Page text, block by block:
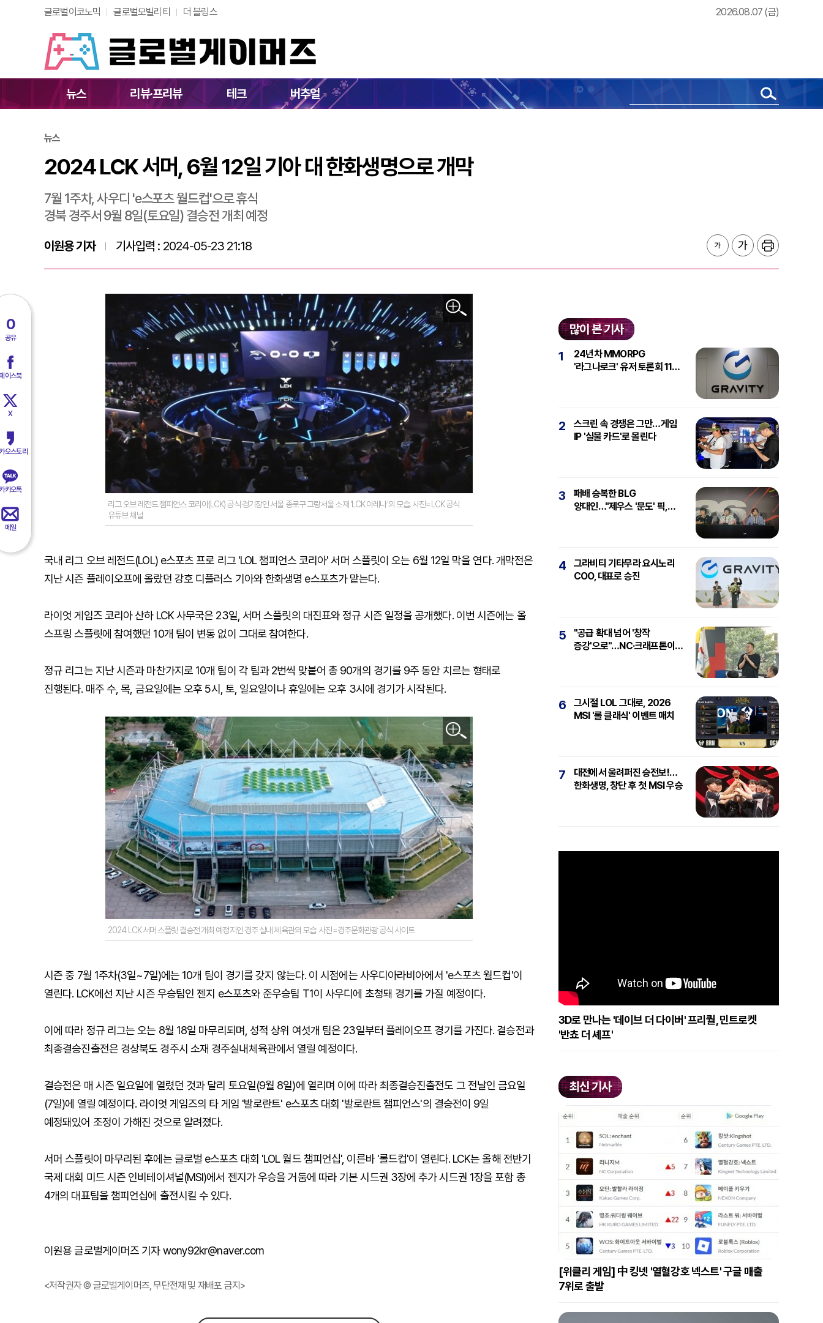
글로벌이코노믹 글로벌모빌리티 더 블링스 2026.08.07 (금)
뉴스 리뷰·프리뷰 테크 버추얼
2024 LCK 서머, 6월 12일 기아 대 한화생명으로 개막
0
공유
이스북
X
오스토리
카오톡
메일
뉴스
2024 LCK 서머, 6월 12일 기아 대 한화생명으로 개막
7월 1주차, 사우디 'e스포츠 월드컵'으로 휴식
경북 경주서 9월 8일(토요일) 결승전 개최 예정
이원용 기자 기사입력 : 2024-05-23 21:18
리그 오브 레전드 챔피언스 코리아(LCK) 공식 경기장인 서울 종로구 그랑서울 소재 'LCK 아레나'의 모습. 사진=LCK 공식
유튜브 채널
국내 리그 오브 레전드(LOL) e스포츠 프로 리그 'LOL 챔피언스 코리아' 서머 스플릿이 오는 6월 12일 막을 연다. 개막전은
지난 시즌 플레이오프에 올랐던 강호 디플러스 기아와 한화생명 e스포츠가 맡는다.
라이엇 게임즈 코리아 산하 LCK 사무국은 23일, 서머 스플릿의 대진표와 정규 시즌 일정을 공개했다. 이번 시즌에는 올
스프링 스플릿에 참여했던 10개 팀이 변동 없이 그대로 참여한다.
정규 리그는 지난 시즌과 마찬가지로 10개 팀이 각 팀과 2번씩 맞붙어 총 90개의 경기를 9주 동안 치르는 형태로
진행된다. 매주 수, 목, 금요일에는 오후 5시, 토, 일요일이나 휴일에는 오후 3시에 경기가 시작된다.
2024 LCK 서머 스플릿 결승전 개최 예정지인 경주 실내 체육관의 모습. 사진=경주문화관광 공식 사이트
시즌 중 7월 1주차(3일~7일)에는 10개 팀이 경기를 갖지 않는다. 이 시점에는 사우디아라비아에서 'e스포츠 월드컵'이
열린다. LCK에선 지난 시즌 우승팀인 젠지 e스포츠와 준우승팀 T1이 사우디에 초청돼 경기를 가질 예정이다.
이에 따라 정규 리그는 오는 8월 18일 마무리되며, 성적 상위 여섯개 팀은 23일부터 플레이오프 경기를 가진다. 결승전과
최종결승진출전은 경상북도 경주시 소재 경주실내체육관에서 열릴 예정이다.
결승전은 매 시즌 일요일에 열렸던 것과 달리 토요일(9월 8일)에 열리며 이에 따라 최종결승진출전도 그 전날인 금요일
(7일)에 열릴 예정이다. 라이엇 게임즈의 타 게임 '발로란트' e스포츠 대회 '발로란트 챔피언스'의 결승전이 9일
예정돼있어 조정이 가해진 것으로 알려졌다.
서머 스플릿이 마무리된 후에는 글로벌 e스포츠 대회 'LOL 월드 챔피언십', 이른바 '롤드컵'이 열린다. LCK는 올해 전반기
국제 대회 미드 시즌 인비테이셔널(MSI)에서 젠지가 우승을 거둠에 따라 기본 시드권 3장에 추가 시드권 1장을 포함 총
4개의 대표팀을 챔피언십에 출전시킬 수 있다.
이원용 글로벌게이머즈 기자 wony92kr@naver.com
<저작권자 © 글로벌게이머즈, 무단전재 및 재배포 금지>
많이 본 기사
1
24년차 MMORPG
'라그나로크' 유저 토론회 11일
2
스크린 속 경쟁은 그만…게임
IP '실물 카드'로 몰린다
3
패배 승복한 BLG
양대인…"제우스 '문도' 픽,
4
그라비티 기타무라 요시노리
COO, 대표로 승진
5
"공급 확대 넘어 '창작
증강'으로"…NC·크래프톤이
6
그시절 LOL 그대로, 2026
MSI '롤 클래식' 이벤트 매치
7
대전에서 울려퍼진 승전보!…
한화생명, 창단 후 첫 MSI 우승
3D로 만나는 '데이브 더 다이버' 프리퀄, 민트로켓
'반쵸 더 셰프'
최신 기사
[위클리 게임] 中 킹넷 '열혈강호 넥스트' 구글 매출
7위로 출발